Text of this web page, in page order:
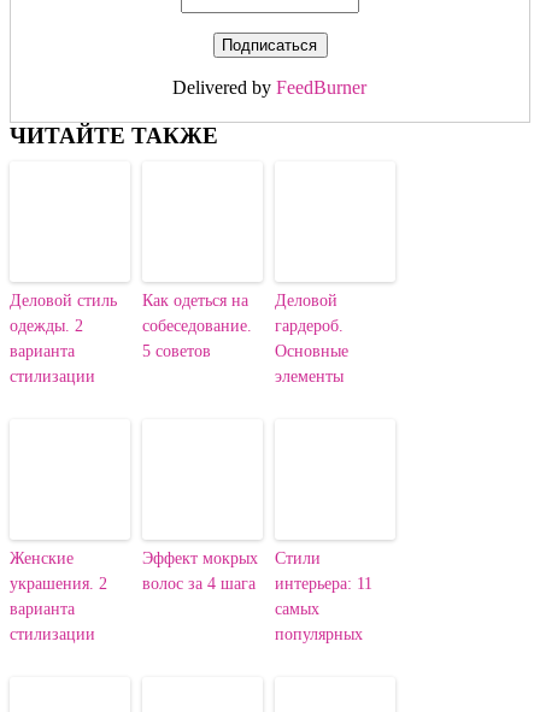
Delivered byFeedBurner
ЧИТАЙТЕ ТАКЖЕ
Деловой стиль
одежды. 2
варианта
стилизации
Как одеться на
собеседование.
5 советов
Деловой
гардероб.
Основные
элементы
Женские
украшения. 2
варианта
стилизации
Эффект мокрых
волос за 4 шага
Стили
интерьера: 11
самых
популярных